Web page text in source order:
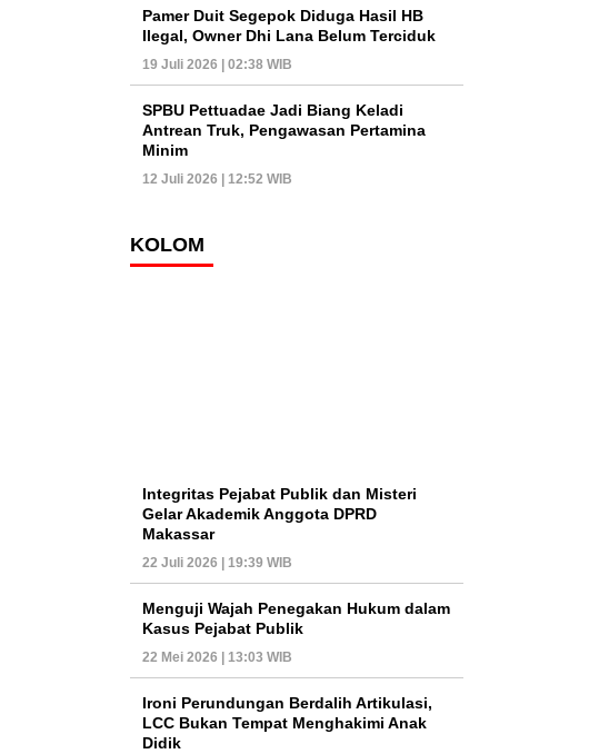
Pamer Duit Segepok Diduga Hasil HB
Ilegal, Owner Dhi Lana Belum Terciduk
19 Juli 2026 | 02:38 WIB
SPBU Pettuadae Jadi Biang Keladi
Antrean Truk, Pengawasan Pertamina
Minim
12 Juli 2026 | 12:52 WIB
KOLOM
Integritas Pejabat Publik dan Misteri
Gelar Akademik Anggota DPRD
Makassar
22 Juli 2026 | 19:39 WIB
Menguji Wajah Penegakan Hukum dalam
Kasus Pejabat Publik
22 Mei 2026 | 13:03 WIB
Ironi Perundungan Berdalih Artikulasi,
LCC Bukan Tempat Menghakimi Anak
Didik